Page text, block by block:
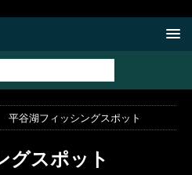
平谷湖フィッシングスポット
グスポット